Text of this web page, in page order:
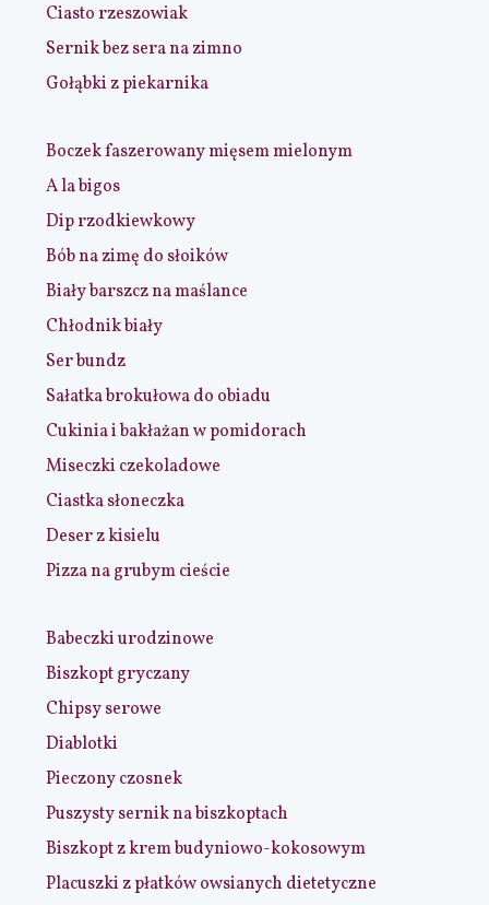
Ciasto rzeszowiak
Sernik bez sera na zimno
Gołąbki z piekarnika
Boczek faszerowany mięsem mielonym
A la bigos
Dip rzodkiewkowy
Bób na zimę do słoików
Biały barszcz na maślance
Chłodnik biały
Ser bundz
Sałatka brokułowa do obiadu
Cukinia i bakłażan w pomidorach
Miseczki czekoladowe
Ciastka słoneczka
Deser z kisielu
Pizza na grubym cieście
Babeczki urodzinowe
Biszkopt gryczany
Chipsy serowe
Diablotki
Pieczony czosnek
Puszysty sernik na biszkoptach
Biszkopt z krem budyniowo-kokosowym
Placuszki z płatków owsianych dietetyczne